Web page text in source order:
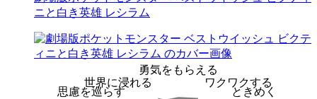
ニと白き英雄 レシラム
勇気をもらえる
ワクワクする
ときめく
思慮を巡らす
世界に浸れる